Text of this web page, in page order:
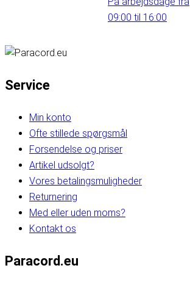
09:00 til 16:00
Service
Min konto
Ofte stillede spørgsmål
Forsendelse og priser
Artikel udsolgt?
Vores betalingsmuligheder
Returnering
Med eller uden moms?
Kontakt os
Paracord.eu